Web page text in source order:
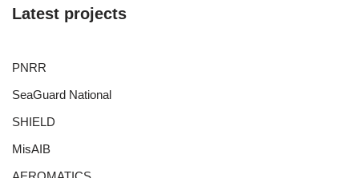
Latest projects
PNRR
SeaGuard National
SHIELD
MisAIB